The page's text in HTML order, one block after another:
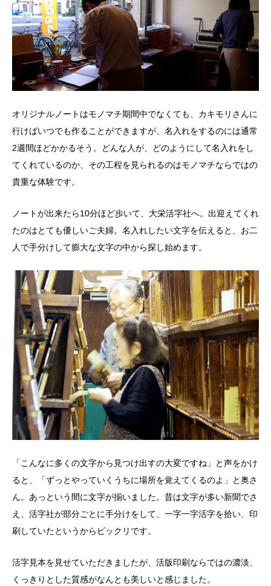
オリジナルノートはモノマチ期間中でなくても、カキモリさんに
行けばいつでも作ることができますが、名入れをするのには通常
2週間ほどかかるそう。どんな人が、どのようにして名入れをし
てくれているのか、その工程を見られるのはモノマチならではの
貴重な体験です。
ノートが出来たら10分ほど歩いて、大栄活字社へ。出迎えてくれ
たのはとても優しいご夫婦。名入れしたい文字を伝えると、お二
人で手分けして膨大な文字の中から探し始めます。
「こんなに多くの文字から見つけ出すの大変ですね」と声をかけ
ると、「ずっとやっていくうちに場所を覚えてくるのよ」と奥さ
ん。あっという間に文字が揃いました。昔は文字が多い新聞でさ
え、活字社が部分ごとに手分けをして、一字一字活字を拾い、印
刷していたというからビックリです。
活字見本を見せていただきましたが、活版印刷ならではの濃淡、
くっきりとした質感がなんとも美しいと感じました。